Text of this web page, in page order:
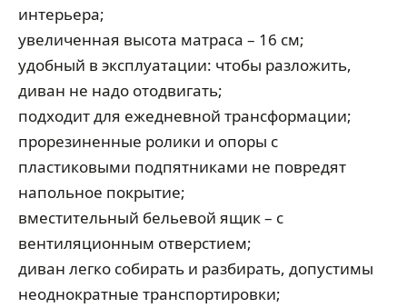
интерьера;
увеличенная высота матраса – 16 см;
удобный в эксплуатации: чтобы разложить,
диван не надо отодвигать;
подходит для ежедневной трансформации;
прорезиненные ролики и опоры с
пластиковыми подпятниками не повредят
напольное покрытие;
вместительный бельевой ящик – с
вентиляционным отверстием;
диван легко собирать и разбирать, допустимы
неоднократные транспортировки;